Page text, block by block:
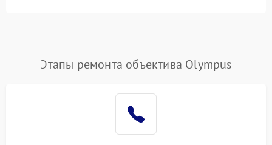
Этапы ремонта объектива Olympus